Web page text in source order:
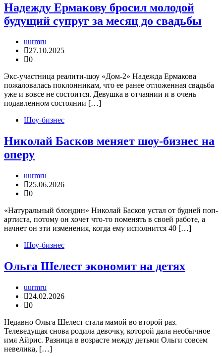
Надежду Ермакову бросил молодой
будущий супруг за месяц до свадьбы
uurmru
27.10.2025
0
Экс-участница реалити-шоу «Дом-2» Надежда Ермакова
пожаловалась поклонникам, что ее ранее отложенная свадьба
уже и вовсе не состоится. Девушка в отчаянии и в очень
подавленном состоянии […]
Шоу-бизнес
Николай Басков меняет шоу-бизнес на
оперу
uurmru
25.06.2026
0
«Натуральный блондин» Николай Басков устал от будней поп-
артиста, потому он хочет что-то поменять в своей работе, а
начнет он эти изменения, когда ему исполнится 40 […]
Шоу-бизнес
Ольга Шелест экономит на детях
uurmru
24.02.2026
0
Недавно Ольга Шелест стала мамой во второй раз.
Телеведущая снова родила девочку, которой дала необычное
имя Айрис. Разница в возрасте между детьми Ольги совсем
невелика, […]